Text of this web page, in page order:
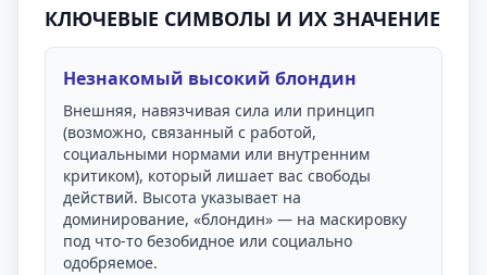
КЛЮЧЕВЫЕ СИМВОЛЫ И ИХ ЗНАЧЕНИЕ
Незнакомый высокий блондин
Внешняя, навязчивая сила или принцип
(возможно, связанный с работой,
социальными нормами или внутренним
критиком), который лишает вас свободы
действий. Высота указывает на
доминирование, «блондин» — на маскировку
под что-то безобидное или социально
одобряемое.